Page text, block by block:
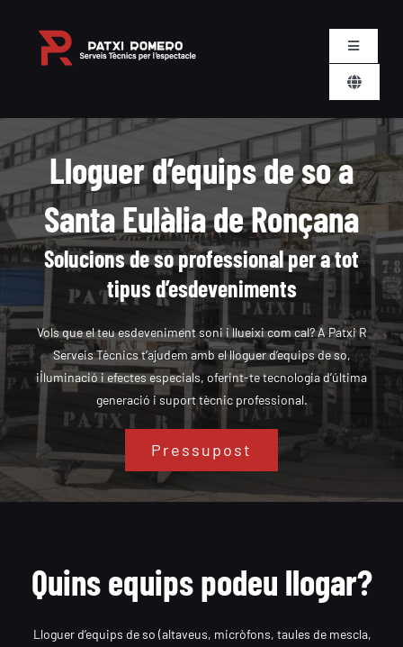
Toggle
Serveis
Lloguer
Esdeveniments
Contacte
Carret
Toggle
CA
Lloguer d’equips de so a
Santa Eulàlia de Ronçana
Solucions de so professional per a tot
tipus d’esdeveniments
Vols que el teu esdeveniment soni i llueixi com cal? A Patxi R
Serveis Tècnics t’ajudem amb el lloguer d’equips de so,
il·luminació i efectes especials, oferint-te tecnologia d’última
generació i suport tècnic professional.
Pressupost
Quins equips podeu llogar?
Lloguer d’equips de so (altaveus, micròfons, taules de mescla,